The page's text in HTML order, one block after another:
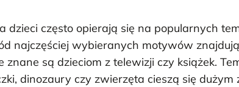
dzieci często opierają się na popularnych
najczęściej wybieranych motywów
są dzieciom z telewizji czy książek.
dinozaury czy zwierzęta cieszą się dużym